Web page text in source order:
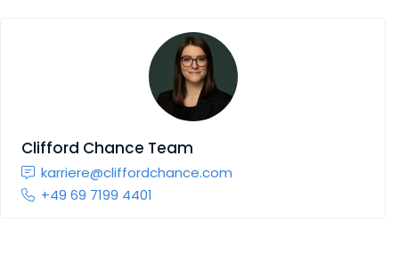
Clifford Chance Team
karriere@cliffordchance.com
+49 69 7199 4401